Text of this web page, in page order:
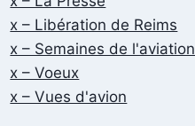
x – Libération de Reims
x – Semaines de l'aviation
x – Voeux
x – Vues d'avion